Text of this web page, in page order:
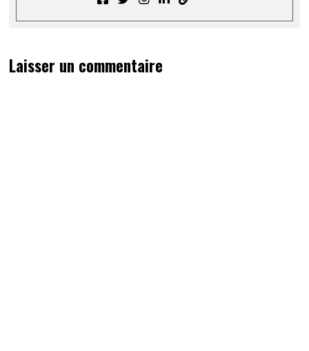
Laisser un commentaire